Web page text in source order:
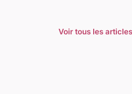
Voir tous les